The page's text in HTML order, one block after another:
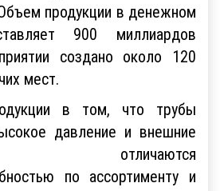
продукции в денежном
900 миллиардов
создано около 120
мест.
в том, что трубы
давление и внешние
отличаются
по ассортименту и